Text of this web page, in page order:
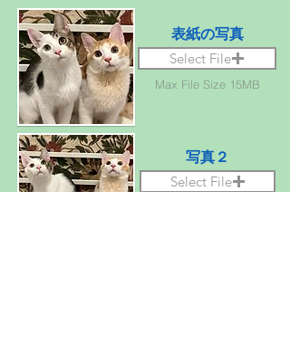
表紙の写真
Select File
Max File Size 15MB
写真２
Select File